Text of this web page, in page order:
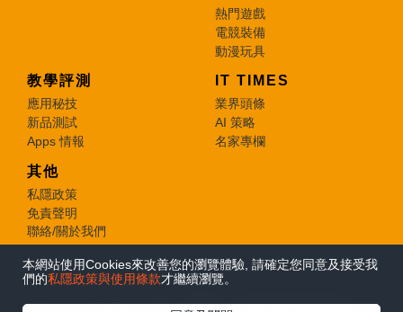
熱門遊戲
電競裝備
動漫玩具
教學評測
應用秘技
新品測試
Apps 情報
IT TIMES
業界頭條
AI 策略
名家專欄
其他
私隱政策
免責聲明
聯絡/關於我們
© 2026 e-zone. All Rights Reserved.
本網站使用Cookies來改善您的瀏覽體驗, 請確定您同意及接受我
們的私隱政策與使用條款才繼續瀏覽。